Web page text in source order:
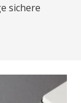
sichere